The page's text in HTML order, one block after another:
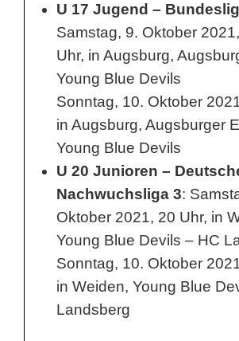
U 17 Jugend –
Samstag, 9. Oktober
Uhr, in Augsburg,
Young Blue Devils
Sonntag, 10. Oktober
in Augsburg, Augsburger
Young Blue Devils
U 20 Junioren –
Nachwuchsliga 3:
Oktober 2021, 20 Uhr, in
Young Blue Devils – HC
Sonntag, 10. Oktober
in Weiden, Young Blue
Landsberg